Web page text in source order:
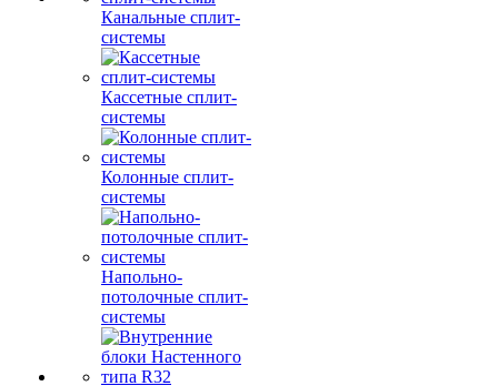
Канальные сплит-
системы
Кассетные сплит-
системы
Колонные сплит-
системы
Напольно-
потолочные сплит-
системы